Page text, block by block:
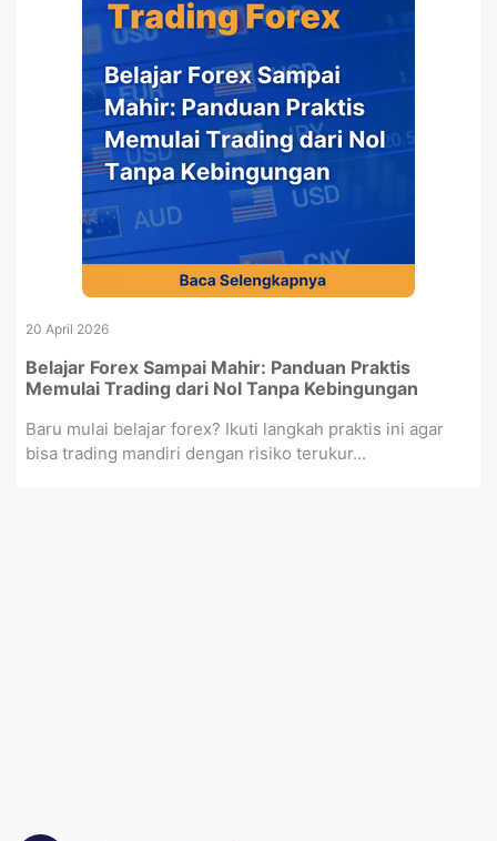
20 April 2026
Belajar Forex Sampai Mahir: Panduan Praktis
Memulai Trading dari Nol Tanpa Kebingungan
Baru mulai belajar forex? Ikuti langkah praktis ini agar
bisa trading mandiri dengan risiko terukur...